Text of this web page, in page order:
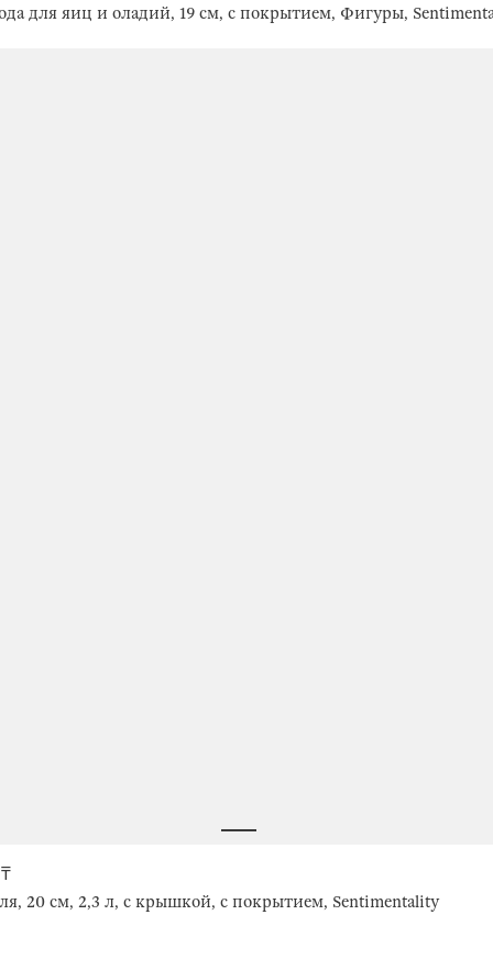
для яиц и оладий, 19 см, с покрытием, Фигуры,
20 см, 2,3 л, с крышкой, с покрытием, Sentimentality